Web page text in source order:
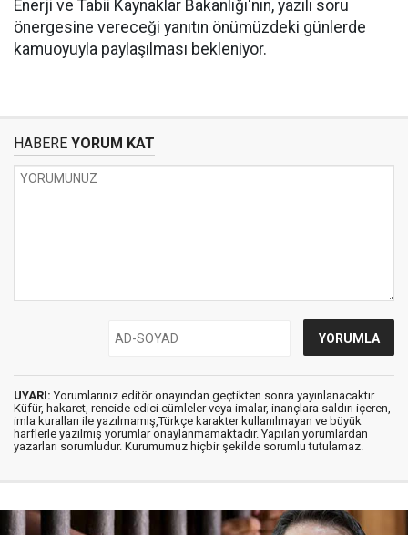
Enerji ve Tabii Kaynaklar Bakanlığı'nın, yazılı soru
önergesine vereceği yanıtın önümüzdeki günlerde
kamuoyuyla paylaşılması bekleniyor.
HABERE YORUM KAT
UYARI: Yorumlarınız editör onayından geçtikten sonra yayınlanacaktır.
Küfür, hakaret, rencide edici cümleler veya imalar, inançlara saldırı içeren,
imla kuralları ile yazılmamış,Türkçe karakter kullanılmayan ve büyük
harflerle yazılmış yorumlar onaylanmamaktadır. Yapılan yorumlardan
yazarları sorumludur. Kurumumuz hiçbir şekilde sorumlu tutulamaz.